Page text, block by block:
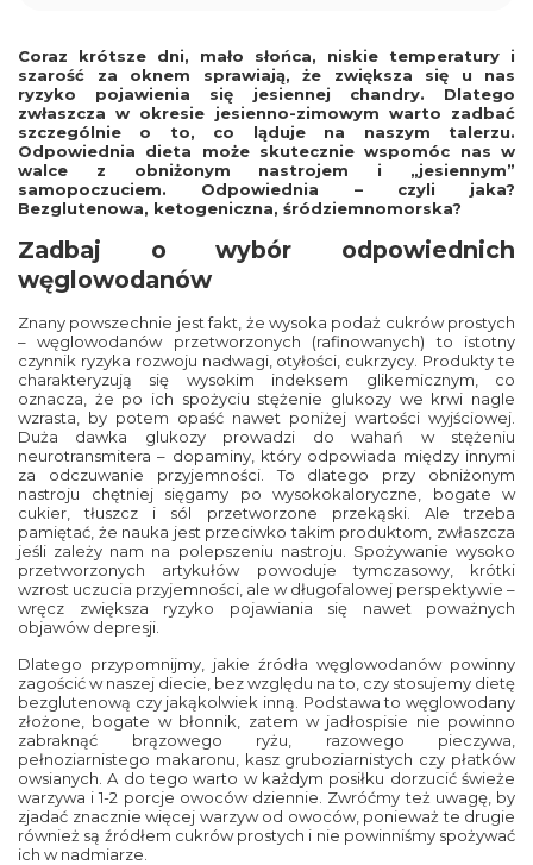
Coraz krótsze dni, mało słońca, niskie temperatury i
szarość za oknem sprawiają, że zwiększa się u nas
ryzyko pojawienia się jesiennej chandry. Dlatego
zwłaszcza w okresie jesienno-zimowym warto zadbać
szczególnie o to, co ląduje na naszym talerzu.
Odpowiednia dieta może skutecznie wspomóc nas w
walce z obniżonym nastrojem i „jesiennym”
samopoczuciem. Odpowiednia – czyli jaka?
Bezglutenowa, ketogeniczna, śródziemnomorska?
Zadbaj o wybór odpowiednich
węglowodanów
Znany powszechnie jest fakt, że wysoka podaż cukrów prostych
– węglowodanów przetworzonych (rafinowanych) to istotny
czynnik ryzyka rozwoju nadwagi, otyłości, cukrzycy. Produkty te
charakteryzują się wysokim indeksem glikemicznym, co
oznacza, że po ich spożyciu stężenie glukozy we krwi nagle
wzrasta, by potem opaść nawet poniżej wartości wyjściowej.
Duża dawka glukozy prowadzi do wahań w stężeniu
neurotransmitera – dopaminy, który odpowiada między innymi
za odczuwanie przyjemności. To dlatego przy obniżonym
nastroju chętniej sięgamy po wysokokaloryczne, bogate w
cukier, tłuszcz i sól przetworzone przekąski. Ale trzeba
pamiętać, że nauka jest przeciwko takim produktom, zwłaszcza
jeśli zależy nam na polepszeniu nastroju. Spożywanie wysoko
przetworzonych artykułów powoduje tymczasowy, krótki
wzrost uczucia przyjemności, ale w długofalowej perspektywie –
wręcz zwiększa ryzyko pojawiania się nawet poważnych
objawów depresji.
Dlatego przypomnijmy, jakie źródła węglowodanów powinny
zagościć w naszej diecie, bez względu na to, czy stosujemy dietę
bezglutenową czy jakąkolwiek inną. Podstawa to węglowodany
złożone, bogate w błonnik, zatem w jadłospisie nie powinno
zabraknąć brązowego ryżu, razowego pieczywa,
pełnoziarnistego makaronu, kasz gruboziarnistych czy płatków
owsianych. A do tego warto w każdym posiłku dorzucić świeże
warzywa i 1-2 porcje owoców dziennie. Zwróćmy też uwagę, by
zjadać znacznie więcej warzyw od owoców, ponieważ te drugie
również są źródłem cukrów prostych i nie powinniśmy spożywać
ich w nadmiarze.